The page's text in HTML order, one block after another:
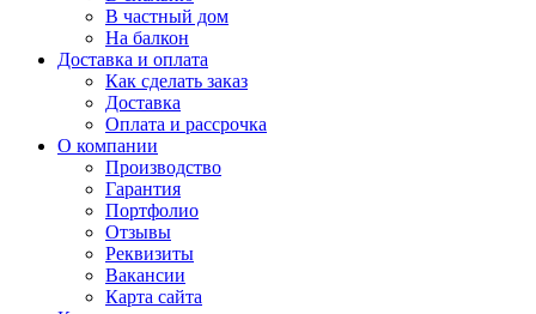
В частный дом
На балкон
Доставка и оплата
Как сделать заказ
Доставка
Оплата и рассрочка
О компании
Производство
Гарантия
Портфолио
Отзывы
Реквизиты
Вакансии
Карта сайта